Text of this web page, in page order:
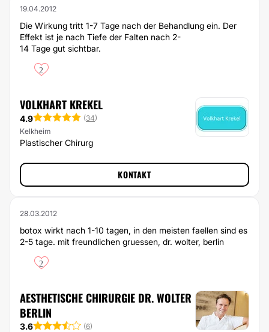
19.04.2012
Die Wirkung tritt 1-7 Tage nach der Behandlung ein. Der
Effekt ist je nach Tiefe der Falten nach 2-
14 Tage gut sichtbar.
2
VOLKHART KREKEL
4.9 (34)
Kelkheim
Plastischer Chirurg
KONTAKT
28.03.2012
botox wirkt nach 1-10 tagen, in den meisten faellen sind es
2-5 tage. mit freundlichen gruessen, dr. wolter, berlin
2
AESTHETISCHE CHIRURGIE DR. WOLTER
BERLIN
3.6 (6)